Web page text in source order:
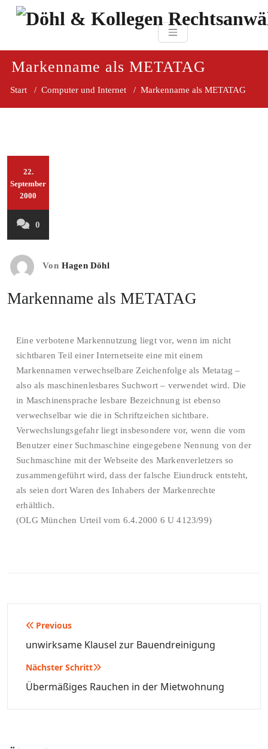
Zum
Döhl & Kollegen
Markenname als METATAG
Start / Computer und Internet / Markenname als METATAG
22.
September
2000
0
Von Hagen Döhl
Markenname als METATAG
Eine verbotene Markennutzung liegt vor, wenn im nicht
sichtbaren Teil einer Internetseite eine mit einem
Markennamen verwechselbare Zeichenfolge als Metatag –
also als maschinenlesbares Suchwort – verwendet wird. Die
in Maschinensprache lesbare Bezeichnung ist ebenso
verwechselbar wie die in Schriftzeichen sichtbare.
Verwechslungsgefahr liegt insbesondere vor, wenn die vom
Benutzer einer Suchmaschine eingegebene Nennung von der
Suchmaschine mit der Webseite des Markenverletzers so
zusammengeführt wird, dass der falsche Eiundruck entsteht,
als seien dort Waren des Inhabers der Markenrechte
erhältlich.
(OLG München Urteil vom 6.4.2000 6 U 4123/99)
Beitragsnavigation
Previous
unwirksame Klausel zur Bauendreinigung
Nächster Schritt
Übermäßiges Rauchen in der Mietwohnung